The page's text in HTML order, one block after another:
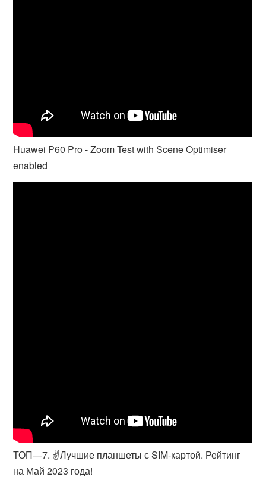
Huawei P60 Pro - Zoom Test with Scene Optimiser
enabled
ТОП—7. ✌Лучшие планшеты с SIM-картой. Рейтинг
на Май 2023 года!